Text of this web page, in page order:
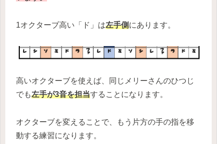
1オクターブ高い「ド」は左手側にあります。
高いオクターブを使えば、同じメリーさんのひつじ
でも左手が3音を担当することになります。
オクターブを変えることで、もう片方の手の指を移
動する練習になります。